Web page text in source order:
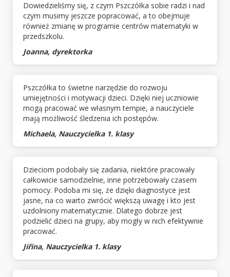
Dowiedzieliśmy się, z czym Pszczółka sobie radzi i nad
czym musimy jeszcze popracować, a to obejmuje
również zmianę w programie centrów matematyki w
przedszkolu.
Joanna, dyrektorka
Pszczółka to świetne narzędzie do rozwoju
umiejętności i motywacji dzieci. Dzięki niej uczniowie
mogą pracować we własnym tempie, a nauczyciele
mają możliwość śledzenia ich postępów.
Michaela, Nauczycielka 1. klasy
Dzieciom podobały się zadania, niektóre pracowały
całkowicie samodzielnie, inne potrzebowały czasem
pomocy. Podoba mi się, że dzięki diagnostyce jest
jasne, na co warto zwrócić większą uwagę i kto jest
uzdolniony matematycznie. Dlatego dobrze jest
podzielić dzieci na grupy, aby mogły w nich efektywnie
pracować.
Jiřina, Nauczycielka 1. klasy